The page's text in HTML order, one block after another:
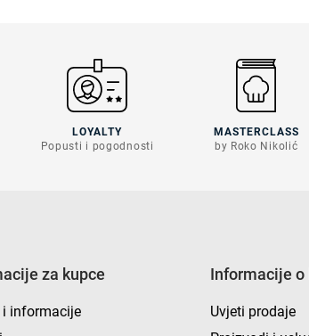
LOYALTY
Popusti i pogodnosti
MASTERCLASS
by Roko Nikolić
za kupce
i informacije
Informacije o
Uvjeti prodaje